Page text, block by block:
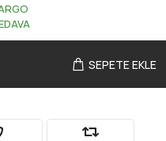
SEPETE EKLE